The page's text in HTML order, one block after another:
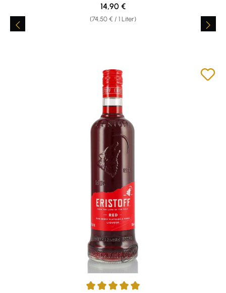
(74,50 € / 1 Liter)
Regulärer Preis:
14,90 €